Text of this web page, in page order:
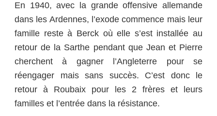
En 1940, avec la grande offensive allemande
dans les Ardennes, l’exode commence mais leur
famille reste à Berck où elle s’est installée au
retour de la Sarthe pendant que Jean et Pierre
cherchent à gagner l’Angleterre pour se
réengager mais sans succès. C’est donc le
retour à Roubaix pour les 2 frères et leurs
familles et l’entrée dans la résistance.